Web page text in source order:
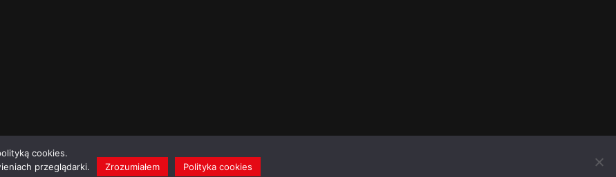
cookies.
przeglądarki.
Zrozumiałem Polityka cookies